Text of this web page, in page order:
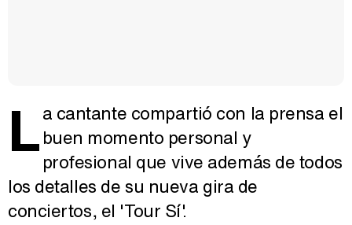
La cantante compartió con la prensa el
buen momento personal y
profesional que vive además de todos
los detalles de su nueva gira de
conciertos, el 'Tour Sí'.